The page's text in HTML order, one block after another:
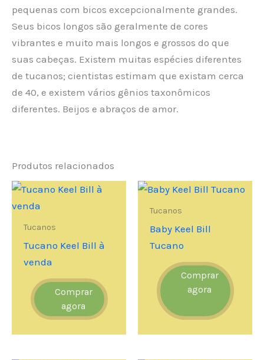
pequenas com bicos excepcionalmente grandes.
Seus bicos longos são geralmente de cores
vibrantes e muito mais longos e grossos do que
suas cabeças. Existem muitas espécies diferentes
de tucanos; cientistas estimam que existam cerca
de 40, e existem vários gênios taxonômicos
diferentes. Beijos e abraços de amor.
Produtos relacionados
Tucanos
Tucano Keel Bill à
venda
Comprar
agora
Tucanos
Baby Keel Bill
Tucano
Comprar
agora